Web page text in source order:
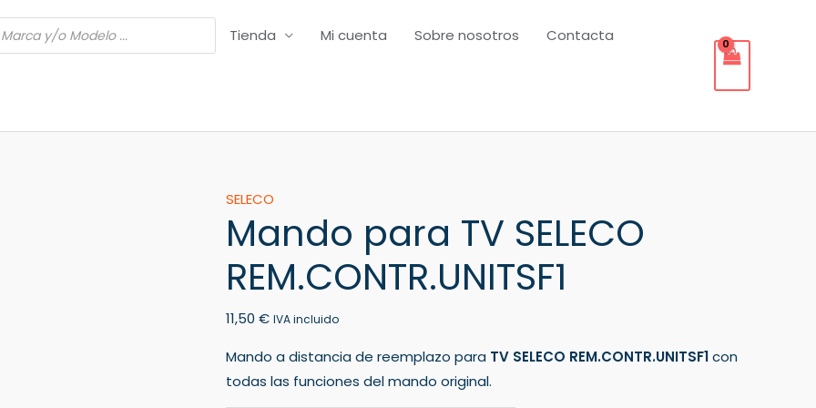
Tienda Mi cuenta Sobre nosotros Contacta
SELECO
Mando para TV SELECO
REM.CONTR.UNITSF1
11,50 € IVA incluido
Mando a distancia de reemplazo para TV SELECO REM.CONTR.UNITSF1con
todas las funciones del mando original.
Mando
para
TV
SELECO
cantidad